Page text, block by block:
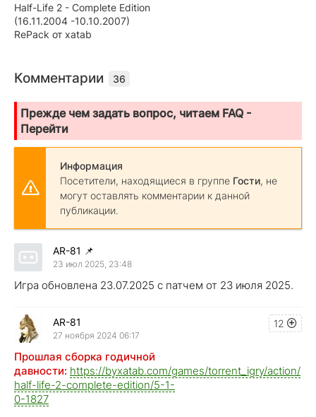
Half-Life 2 - Complete Edition
(16.11.2004 -10.10.2007)
RePack от xatab
Комментарии 36
Прежде чем задать вопрос, читаем FAQ -
Перейти
Информация
Посетители, находящиеся в группе Гости, не
могут оставлять комментарии к данной
публикации.
AR-81 📌
23 июл 2025, 23:48
Игра обновлена 23.07.2025 с патчем от 23 июля 2025.
12
AR-81
27 ноября 2024 06:17
Прошлая сборка годичной
давности: https://byxatab.com/games/torrent_igry/action/
half-life-2-complete-edition/5-1-
0-1827